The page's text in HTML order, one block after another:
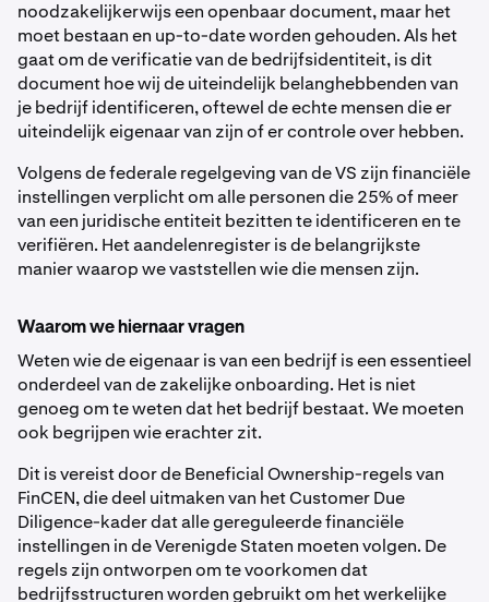
noodzakelijkerwijs een openbaar document, maar het
moet bestaan en up-to-date worden gehouden. Als het
gaat om de verificatie van de bedrijfsidentiteit, is dit
document hoe wij de uiteindelijk belanghebbenden van
je bedrijf identificeren, oftewel de echte mensen die er
uiteindelijk eigenaar van zijn of er controle over hebben.
Volgens de federale regelgeving van de VS zijn financiële
instellingen verplicht om alle personen die 25% of meer
van een juridische entiteit bezitten te identificeren en te
verifiëren. Het aandelenregister is de belangrijkste
manier waarop we vaststellen wie die mensen zijn.
Waarom we hiernaar vragen
Weten wie de eigenaar is van een bedrijf is een essentieel
onderdeel van de zakelijke onboarding. Het is niet
genoeg om te weten dat het bedrijf bestaat. We moeten
ook begrijpen wie erachter zit.
Dit is vereist door de Beneficial Ownership-regels van
FinCEN, die deel uitmaken van het Customer Due
Diligence-kader dat alle gereguleerde financiële
instellingen in de Verenigde Staten moeten volgen. De
regels zijn ontworpen om te voorkomen dat
bedrijfsstructuren worden gebruikt om het werkelijke